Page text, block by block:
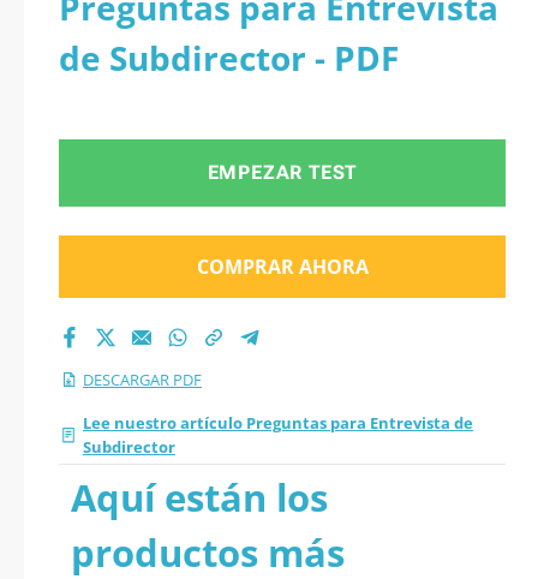
Subdirector 2026 en
de Subdirector - PDF
EMPEZAR TEST
COMPRAR AHORA
DESCARGAR PDF
Lee nuestro artículo Preguntas para Entrevista de
Subdirector
Aquí están los
productos más